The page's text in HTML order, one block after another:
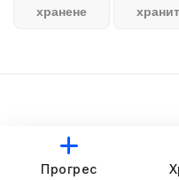
хранене
©
Прогрес